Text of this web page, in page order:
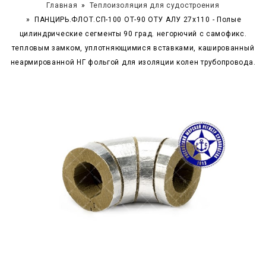
Главная
Теплоизоляция для судостроения
ПАНЦИРЬ.ФЛОТ.СП-100 ОТ-90 ОТУ АЛУ 27x110 - Полые
цилиндрические сегменты 90 град. негорючий c самофикс.
тепловым замком, уплотняющимися вставками, кашированный
неармированной НГ фольгой для изоляции колен трубопровода.